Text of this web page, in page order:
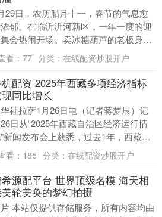
29日，农历腊月十一，春节的气息愈
郁。在临沂沂河新区，一年一度的迎
会热闹开场。卖冰糖葫芦的老板身着
庆服饰，与那一串串冰糖葫芦相得益
，浓浓的年味扑....
看： 77 分类： 在线配资炒股开户
配资 2025年西藏多项经济指标
同比增长
社拉萨1月26日电（记者蒋梦辰）记
日从“2025年西藏自治区经济运行情
新闻发布会上获悉，过去1年，西藏地
生产总值、规上工业增加值、固定资产
资等....
看： 185 分类： 在线配资炒股开户
源配平台 世界顶级名模 海天相
轮美奂的梦幻拍摄
本站仅提供存储服务，所有内容均由